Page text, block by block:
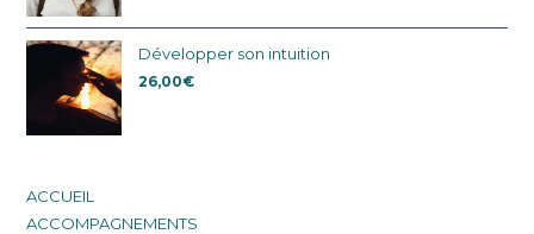
Développer son intuition
26,00€
ACCUEIL
ACCOMPAGNEMENTS